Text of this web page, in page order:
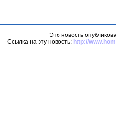
Это новость
Ссылка на эту новость: http://